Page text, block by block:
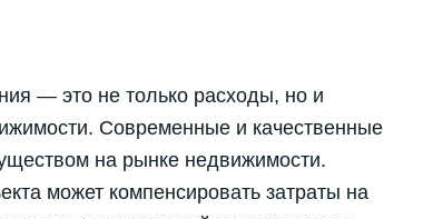
— это не только расходы, но и
Современные и качественные
на рынке недвижимости.
может компенсировать затраты на